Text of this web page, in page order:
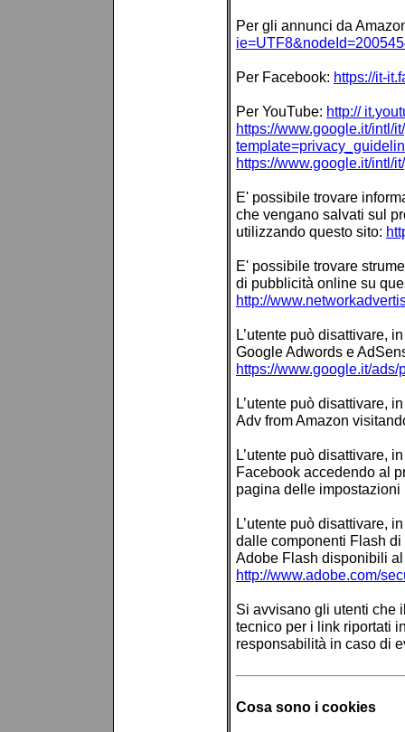
Per gli annunci da
Per Facebook: https://it-
Per YouTube: http://
https://www.google.it/intl/
https://www.google.it/intl/
E' possibile trovare
che vengano salvati sul
utilizzando questo sito:
E' possibile trovare
di pubblicità online su
http://
L’utente può disattivare,
Google Adwords e
https://www.google.it/ads/
L’utente può disattivare,
Adv from Amazon
L’utente può disattivare,
Facebook accedendo al
pagina delle impostazioni
L’utente può disattivare,
dalle componenti Flash
Adobe Flash disponibili
http://www.adobe.com/
Si avvisano gli utenti che
tecnico per i link riportati
responsabilità in caso di
Cosa sono i cookies